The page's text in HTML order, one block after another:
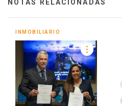
NOTAS RELACIONADAS
INMOBILIARIO